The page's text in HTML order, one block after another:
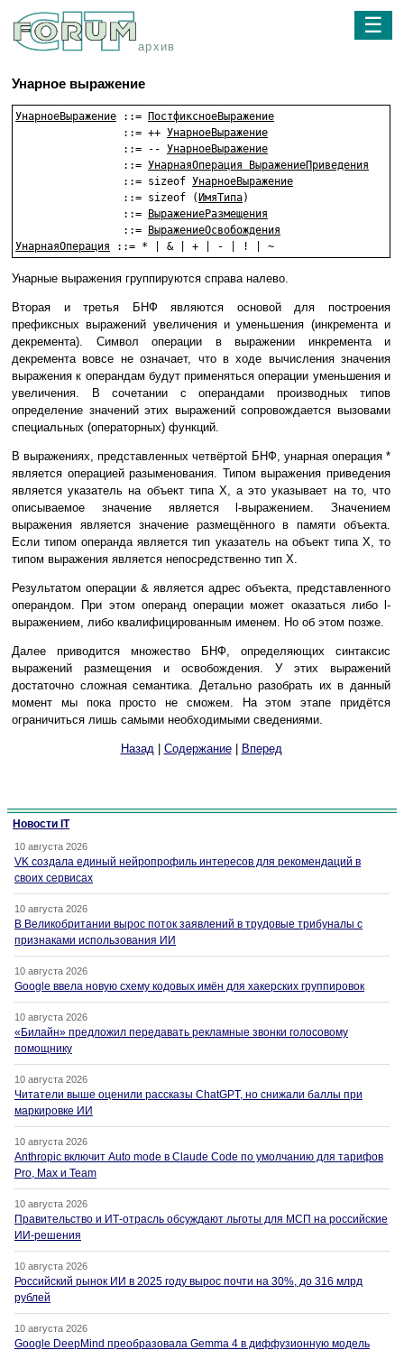
архив
☰
Унарное выражение
УнарноеВыражение ::=
ПостфиксноеВыражение
                 ::= ++
УнарноеВыражение
                 ::= --
УнарноеВыражение
                 ::=
УнарнаяОперация ВыражениеПриведения
                 ::= sizeof
УнарноеВыражение
                 ::= sizeof (
ИмяТипа)
                 ::=
ВыражениеРазмещения
                 ::=
ВыражениеОсвобождения
УнарнаяОперация
Унарные выражения группируются справа налево.
Вторая и третья БНФ являются основой для построения
префиксных выражений увеличения и уменьшения (инкремента и
декремента). Символ операции в выражении инкремента и
декремента вовсе не означает, что в ходе вычисления значения
выражения к операндам будут применяться операции уменьшения и
увеличения. В сочетании с операндами производных типов
определение значений этих выражений сопровождается вызовами
специальных (операторных) функций.
В выражениях, представленных четвёртой БНФ, унарная операция *
является операцией разыменования. Типом выражения приведения
является указатель на объект типа X, а это указывает на то, что
описываемое значение является l-выражением. Значением
выражения является значение размещённого в памяти объекта.
Если типом операнда является тип указатель на объект типа X, то
типом выражения является непосредственно тип X.
Результатом операции & является адрес объекта, представленного
операндом. При этом операнд операции может оказаться либо l-
выражением, либо квалифицированным именем. Но об этом позже.
Далее приводится множество БНФ, определяющих синтаксис
выражений размещения и освобождения. У этих выражений
достаточно сложная семантика. Детально разобрать их в данный
момент мы пока просто не сможем. На этом этапе придётся
ограничиться лишь самыми необходимыми сведениями.
Назад| Содержание| Вперед
Новости IT
10 августа 2026
VK создала единый нейропрофиль интересов для рекомендаций в
своих сервисах
10 августа 2026
В Великобритании вырос поток заявлений в трудовые трибуналы с
признаками использования ИИ
10 августа 2026
Google ввела новую схему кодовых имён для хакерских группировок
10 августа 2026
«Билайн» предложил передавать рекламные звонки голосовому
помощнику
10 августа 2026
Читатели выше оценили рассказы ChatGPT, но снижали баллы при
маркировке ИИ
10 августа 2026
Anthropic включит Auto mode в Claude Code по умолчанию для тарифов
Pro, Max и Team
10 августа 2026
Правительство и ИТ-отрасль обсуждают льготы для МСП на российские
ИИ-решения
10 августа 2026
Российский рынок ИИ в 2025 году вырос почти на 30%, до 316 млрд
рублей
10 августа 2026
Google DeepMind преобразовала Gemma 4 в диффузионную модель